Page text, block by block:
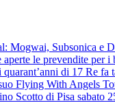
Mogwai, Subsonica e
le prevendite per
di 17 Re fa
Flying With Angels
Scotto di Pisa sabato